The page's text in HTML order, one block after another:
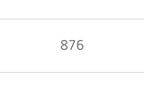
876